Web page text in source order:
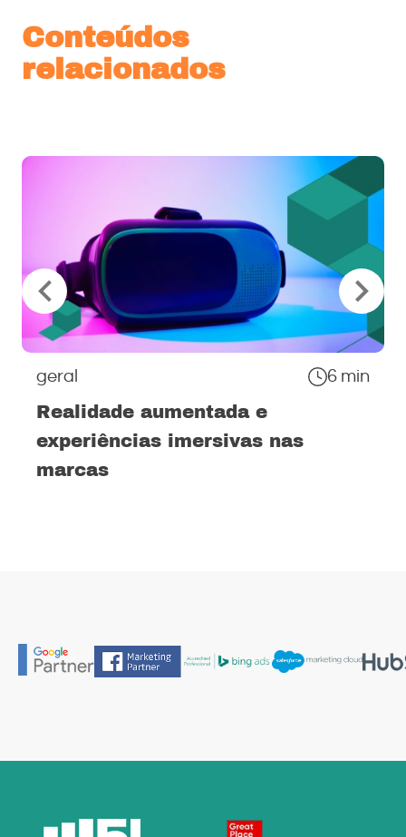
Conteúdos
relacionados
geral 6 min
Realidade aumentada e
experiências imersivas nas
marcas